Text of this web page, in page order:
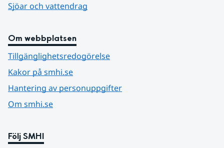
Sjöar och vattendrag
Om webbplatsen
Tillgänglighetsredogörelse
Kakor på smhi.se
Hantering av personuppgifter
Om smhi.se
Följ SMHI